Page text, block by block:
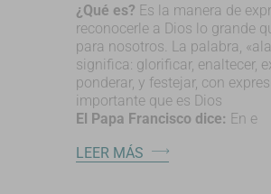
¿Qué es? Es la manera de
reconocerle a Dios lo grande
para nosotros. La palabra,
significa: glorificar, enaltecer,
ponderar, y festejar, con
importante que es Dios
El Papa Francisco dice: En e
LEER MÁS